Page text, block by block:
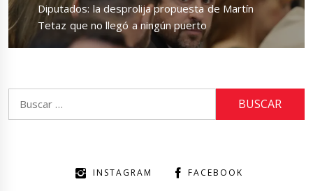
Next
post:
Diputados: la desprolija propuesta de Martín
Tetaz que no llegó a ningún puerto
INSTAGRAM FACEBOOK